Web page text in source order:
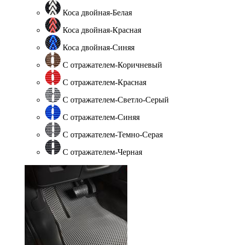
Коса двойная-Белая
Коса двойная-Красная
Коса двойная-Синяя
С отражателем-Коричневый
С отражателем-Красная
С отражателем-Светло-Серый
С отражателем-Синяя
С отражателем-Темно-Серая
С отражателем-Черная